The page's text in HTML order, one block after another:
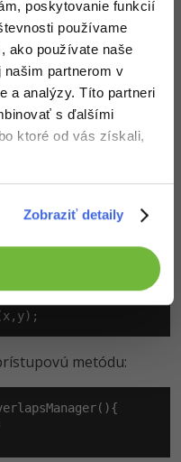
poskytovanie funkcií
používame
ako používate naše
partnerom v
a analýzy. Títo partneri
s ďalšími
ktoré od vás získali,
Zobraziť detaily
(...) pridáme:
metódu: